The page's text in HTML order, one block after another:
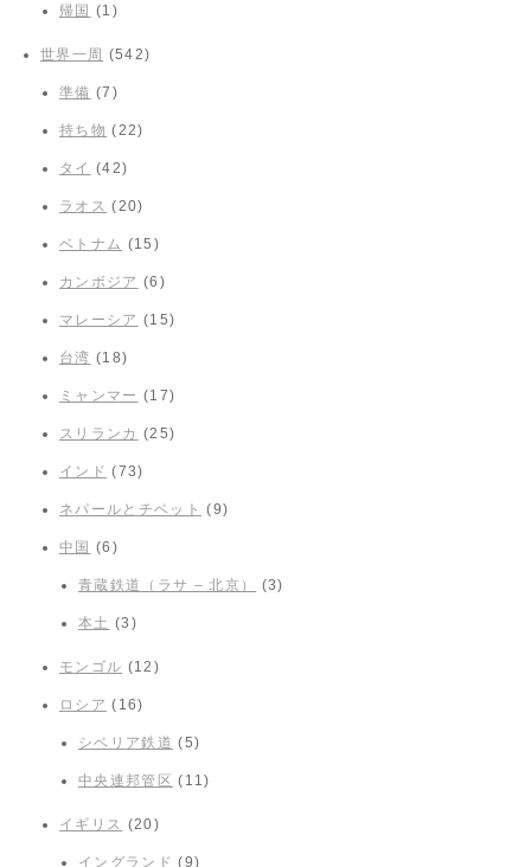
帰国 (1)
世界一周 (542)
準備 (7)
持ち物 (22)
タイ (42)
ラオス (20)
ベトナム (15)
カンボジア (6)
マレーシア (15)
台湾 (18)
ミャンマー (17)
スリランカ (25)
インド (73)
ネパールとチベット (9)
中国 (6)
青蔵鉄道（ラサ – 北京） (3)
本土 (3)
モンゴル (12)
ロシア (16)
シベリア鉄道 (5)
中央連邦管区 (11)
イギリス (20)
イングランド (9)